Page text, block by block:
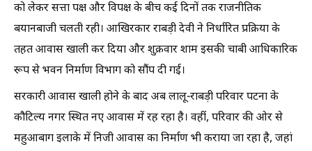
को लेकर सत्ता पक्ष और विपक्ष के बीच कई दिनों तक राजनीतिक
बयानबाजी चलती रही। आखिरकार राबड़ी देवी ने निर्धारित प्रक्रिया के
तहत आवास खाली कर दिया और शुक्रवार शाम इसकी चाबी आधिकारिक
रूप से भवन निर्माण विभाग को सौंप दी गई।
सरकारी आवास खाली होने के बाद अब लालू-राबड़ी परिवार पटना के
कौटिल्य नगर स्थित नए आवास में रह रहा है। वहीं, परिवार की ओर से
महुआबाग इलाके में निजी आवास का निर्माण भी कराया जा रहा है, जहां